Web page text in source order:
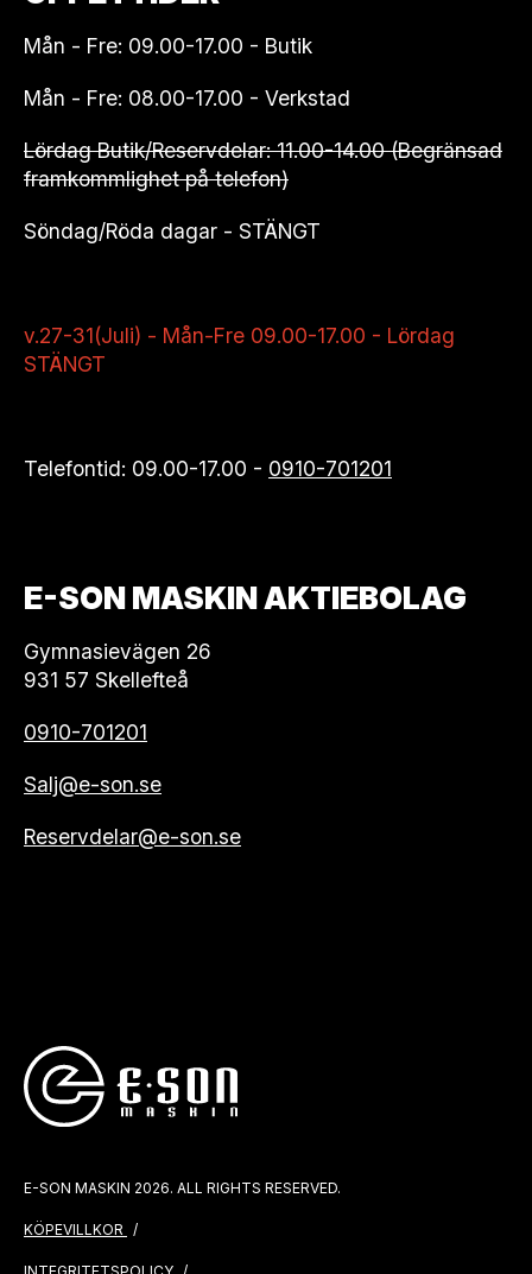
Mån - Fre: 09.00-17.00 - Butik
Mån - Fre: 08.00-17.00 - Verkstad
Lördag Butik/Reservdelar: 11.00-14.00 (Begränsad
framkommlighet på telefon)
Söndag/Röda dagar - STÄNGT
v.27-31(Juli) - Mån-Fre 09.00-17.00 - Lördag
STÄNGT
Telefontid: 09.00-17.00 - 0910-701201
E-SON MASKIN AKTIEBOLAG
Gymnasievägen 26
931 57 Skellefteå
0910-701201
Salj@e-son.se
Reservdelar@e-son.se
E-SON MASKIN 2026. ALL RIGHTS RESERVED.
KÖPEVILLKOR